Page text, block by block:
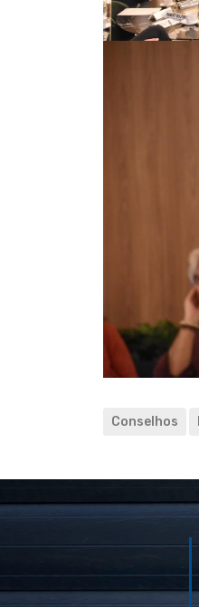
Conselhos